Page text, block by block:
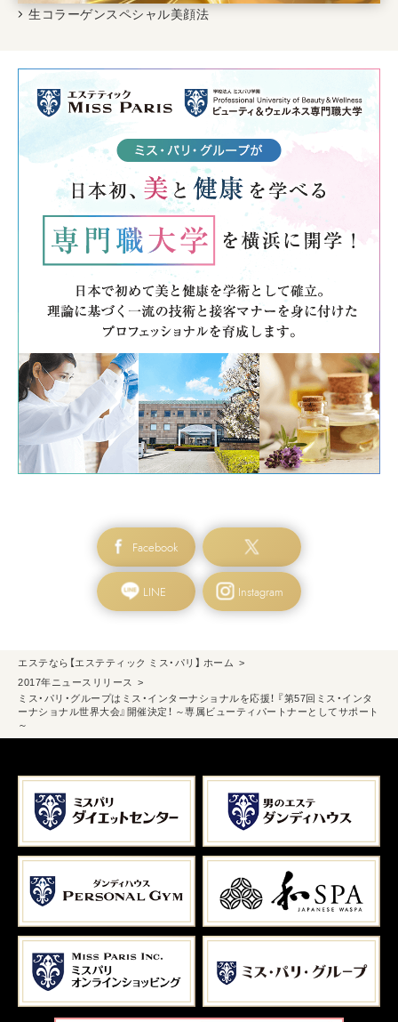
生コラーゲンスペシャル美顔法
Facebook
LINE Instagram
エステなら【エステティック ミス・パリ】 ホーム
2017年ニュースリリース
ミス・パリ・グループはミス・インターナショナルを応援！ 『第57回ミス・インタ
ーナショナル世界大会』開催決定！ ～専属ビューティパートナーとしてサポート
～